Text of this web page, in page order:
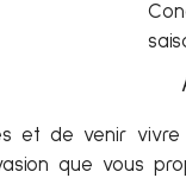
et de venir
que vous